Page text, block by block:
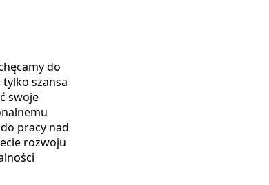
do
szansa
swoje
pracy nad
rozwoju